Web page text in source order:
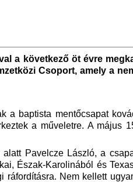
a következő öt évre
Csoport, amely a
baptista mentőcsapat
a műveletre. A május
Pavelcze László, a
Észak-Karolinából és
Nem kellett